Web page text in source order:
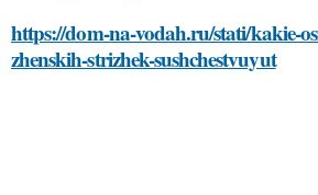
https://dom-na-vodah.ru/stati/kakie-
zhenskih-strizhek-sushchestvuyut